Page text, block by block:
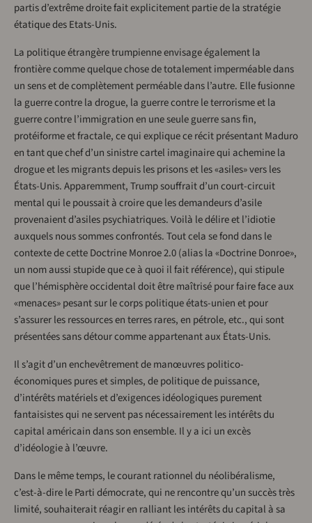
partis d’extrême droite fait explicitement partie de la stratégie
étatique des Etats-Unis.
La politique étrangère trumpienne envisage également la
frontière comme quelque chose de totalement imperméable dans
un sens et de complètement perméable dans l’autre. Elle fusionne
la guerre contre la drogue, la guerre contre le terrorisme et la
guerre contre l’immigration en une seule guerre sans fin,
protéiforme et fractale, ce qui explique ce récit présentant Maduro
en tant que chef d’un sinistre cartel imaginaire qui achemine la
drogue et les migrants depuis les prisons et les «asiles» vers les
États-Unis. Apparemment, Trump souffrait d’un court-circuit
mental qui le poussait à croire que les demandeurs d’asile
provenaient d’asiles psychiatriques. Voilà le délire et l’idiotie
auxquels nous sommes confrontés. Tout cela se fond dans le
contexte de cette Doctrine Monroe 2.0 (alias la «Doctrine Donroe»,
un nom aussi stupide que ce à quoi il fait référence), qui stipule
que l’hémisphère occidental doit être maîtrisé pour faire face aux
«menaces» pesant sur le corps politique états-unien et pour
s’assurer les ressources en terres rares, en pétrole, etc., qui sont
présentées sans détour comme appartenant aux États-Unis.
Il s’agit d’un enchevêtrement de manœuvres politico-
économiques pures et simples, de politique de puissance,
d’intérêts matériels et d’exigences idéologiques purement
fantaisistes qui ne servent pas nécessairement les intérêts du
capital américain dans son ensemble. Il y a ici un excès
d’idéologie à l’œuvre.
Dans le même temps, le courant rationnel du néolibéralisme,
c’est-à-dire le Parti démocrate, qui ne rencontre qu’un succès très
limité, souhaiterait réagir en ralliant les intérêts du capital à sa